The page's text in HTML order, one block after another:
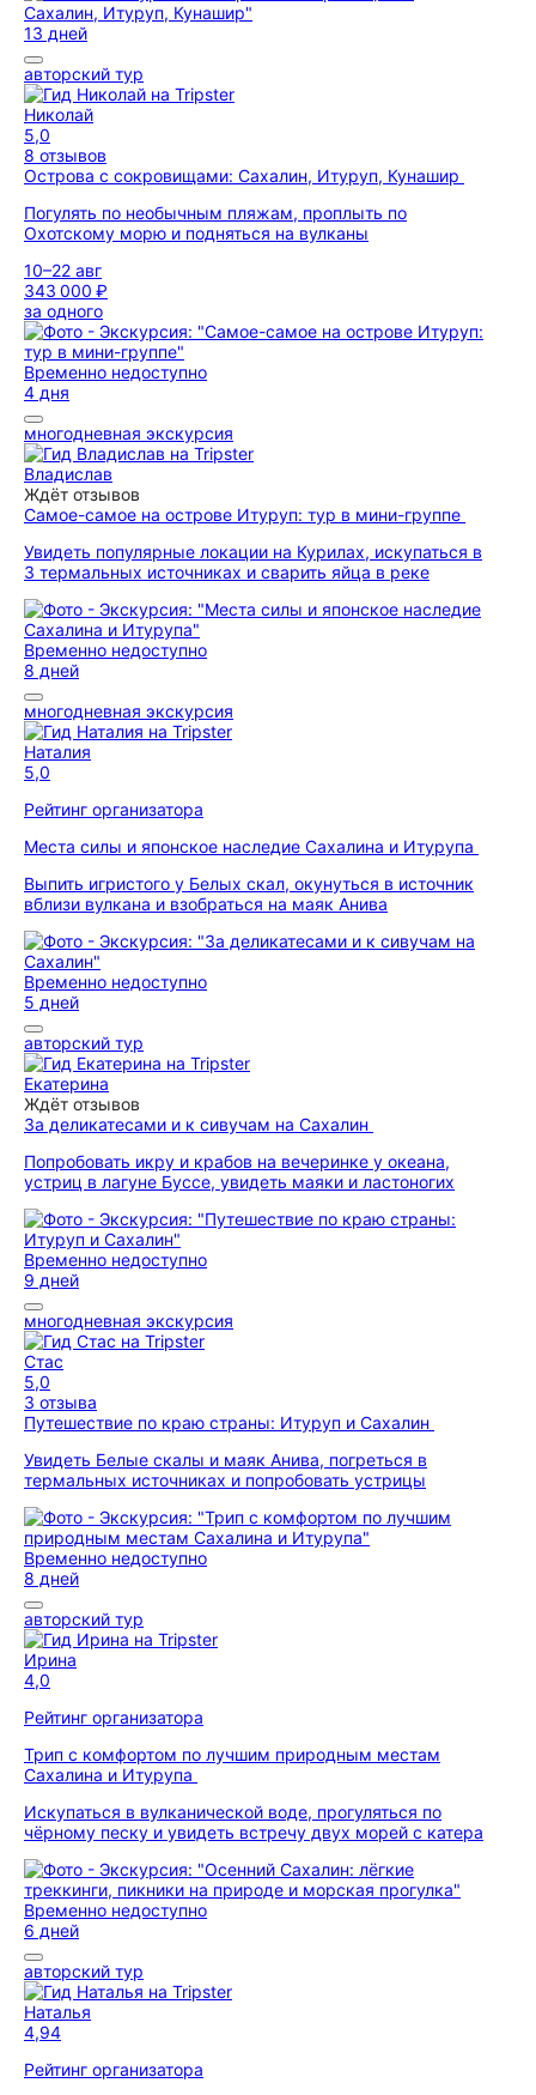
13 дней
авторский тур
Николай
5,0
8 отзывов
Острова с сокровищами: Сахалин, Итуруп, Кунашир
Погулять по необычным пляжам, проплыть по
Охотскому морю и подняться на вулканы
10–22 авг
343 000 ₽
за одного
Временно недоступно
4 дня
многодневная экскурсия
Владислав
Ждёт отзывов
Самое-самое на острове Итуруп: тур в мини-группе
Увидеть популярные локации на Курилах, искупаться в
3 термальных источниках и сварить яйца в реке
Временно недоступно
8 дней
многодневная экскурсия
Наталия
5,0
Рейтинг организатора
Места силы и японское наследие Сахалина и Итурупа
Выпить игристого у Белых скал, окунуться в источник
вблизи вулкана и взобраться на маяк Анива
Временно недоступно
5 дней
авторский тур
Екатерина
Ждёт отзывов
За деликатесами и к сивучам на Сахалин
Попробовать икру и крабов на вечеринке у океана,
устриц в лагуне Буссе, увидеть маяки и ластоногих
Временно недоступно
9 дней
многодневная экскурсия
Стас
5,0
3 отзыва
Путешествие по краю страны: Итуруп и Сахалин
Увидеть Белые скалы и маяк Анива, погреться в
термальных источниках и попробовать устрицы
Временно недоступно
8 дней
авторский тур
Ирина
4,0
Рейтинг организатора
Трип с комфортом по лучшим природным местам
Сахалина и Итурупа
Искупаться в вулканической воде, прогуляться по
чёрному песку и увидеть встречу двух морей с катера
Временно недоступно
6 дней
авторский тур
Наталья
4,94
Рейтинг организатора